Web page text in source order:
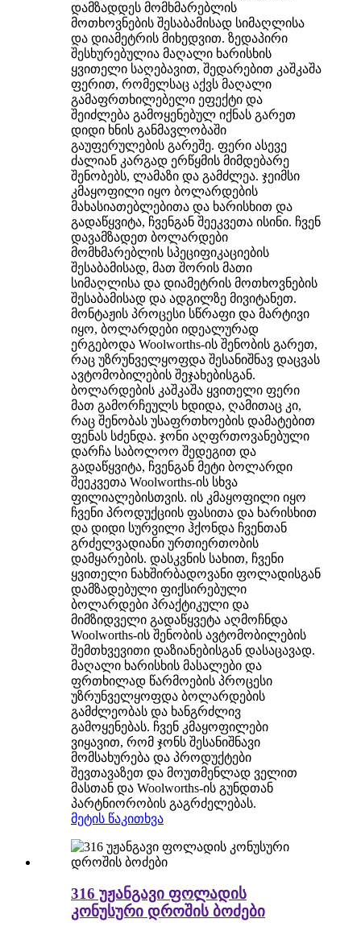
დამზადდეს მომხმარებლის
მოთხოვნების შესაბამისად სიმაღლისა
და დიამეტრის მიხედვით. ზედაპირი
შესხურებულია მაღალი ხარისხის
ყვითელი საღებავით, შედარებით კაშკაშა
ფერით, რომელსაც აქვს მაღალი
გამაფრთხილებელი ეფექტი და
შეიძლება გამოყენებულ იქნას გარეთ
დიდი ხნის განმავლობაში
გაუფერულების გარეშე. ფერი ასევე
ძალიან კარგად ერწყმის მიმდებარე
შენობებს, ლამაზი და გამძლეა. ჯეიმსი
კმაყოფილი იყო ბოლარდების
მახასიათებლებითა და ხარისხით და
გადაწყვიტა, ჩვენგან შეეკვეთა ისინი. ჩვენ
დავამზადეთ ბოლარდები
მომხმარებლის სპეციფიკაციების
შესაბამისად, მათ შორის მათი
სიმაღლისა და დიამეტრის მოთხოვნების
შესაბამისად და ადგილზე მივიტანეთ.
მონტაჟის პროცესი სწრაფი და მარტივი
იყო, ბოლარდები იდეალურად
ერგებოდა Woolworths-ის შენობის გარეთ,
რაც უზრუნველყოფდა შესანიშნავ დაცვას
ავტომობილების შეჯახებისგან.
ბოლარდების კაშკაშა ყვითელი ფერი
მათ გამორჩეულს ხდიდა, ღამითაც კი,
რაც შენობას უსაფრთხოების დამატებით
ფენას სძენდა. ჯონი აღფრთოვანებული
დარჩა საბოლოო შედეგით და
გადაწყვიტა, ჩვენგან მეტი ბოლარდი
შეეკვეთა Woolworths-ის სხვა
ფილიალებისთვის. ის კმაყოფილი იყო
ჩვენი პროდუქციის ფასითა და ხარისხით
და დიდი სურვილი ჰქონდა ჩვენთან
გრძელვადიანი ურთიერთობის
დამყარების. დასკვნის სახით, ჩვენი
ყვითელი ნახშირბადოვანი ფოლადისგან
დამზადებული ფიქსირებული
ბოლარდები პრაქტიკული და
მიმზიდველი გადაწყვეტა აღმოჩნდა
Woolworths-ის შენობის ავტომობილების
შემთხვევითი დაზიანებისგან დასაცავად.
მაღალი ხარისხის მასალები და
ფრთხილად წარმოების პროცესი
უზრუნველყოფდა ბოლარდების
გამძლეობას და ხანგრძლივ
გამოყენებას. ჩვენ კმაყოფილები
ვიყავით, რომ ჯონს შესანიშნავი
მომსახურება და პროდუქტები
შევთავაზეთ და მოუთმენლად ველით
მასთან და Woolworths-ის გუნდთან
პარტნიორობის გაგრძელებას.
მეტის წაკითხვა
316 უჟანგავი ფოლადის
კონუსური დროშის ბოძები